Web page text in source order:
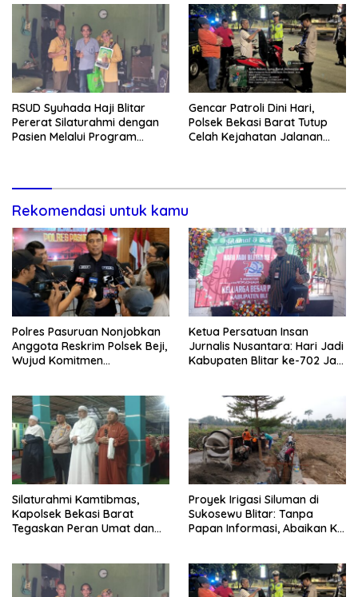
RSUD Syuhada Haji Blitar
Pererat Silaturahmi dengan
Pasien Melalui Program
Gencar Patroli Dini Hari,
Polsek Bekasi Barat Tutup
Celah Kejahatan Jalanan
Rekomendasi untuk kamu
Polres Pasuruan Nonjobkan
Anggota Reskrim Polsek Beji,
Wujud Komitmen
Ketua Persatuan Insan
Jurnalis Nusantara: Hari Jadi
Kabupaten Blitar ke-702 Jadi
Silaturahmi Kamtibmas,
Kapolsek Bekasi Barat
Tegaskan Peran Umat dan
Proyek Irigasi Siluman di
Sukosewu Blitar: Tanpa
Papan Informasi, Abaikan K3,